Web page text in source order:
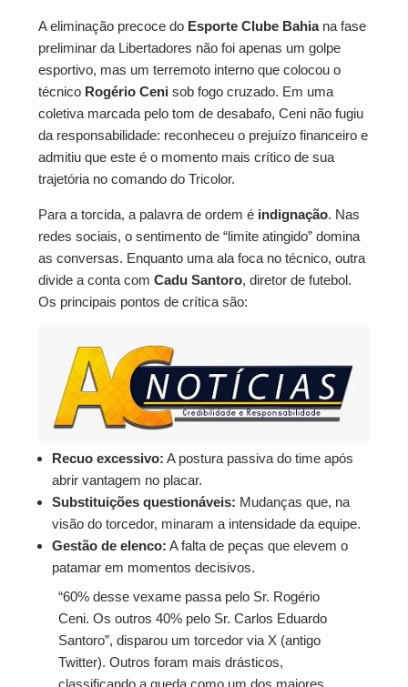
A eliminação precoce do Esporte Clube Bahiana fase
preliminar da Libertadores não foi apenas um golpe
esportivo, mas um terremoto interno que colocou o
técnico Rogério Ceni sob fogo cruzado. Em uma
coletiva marcada pelo tom de desabafo, Ceni não fugiu
da responsabilidade: reconheceu o prejuízo financeiro e
admitiu que este é o momento mais crítico de sua
trajetória no comando do Tricolor.
Para a torcida, a palavra de ordem é indignação. Nas
redes sociais, o sentimento de “limite atingido” domina
as conversas. Enquanto uma ala foca no técnico, outra
divide a conta com Cadu Santoro, diretor de futebol.
Os principais pontos de crítica são:
Recuo excessivo: A postura passiva do time após
abrir vantagem no placar.
Substituições questionáveis: Mudanças que, na
visão do torcedor, minaram a intensidade da equipe.
Gestão de elenco: A falta de peças que elevem o
patamar em momentos decisivos.
“60% desse vexame passa pelo Sr. Rogério
Ceni. Os outros 40% pelo Sr. Carlos Eduardo
Santoro”, disparou um torcedor via X (antigo
Twitter). Outros foram mais drásticos,
classificando a queda como um dos maiores